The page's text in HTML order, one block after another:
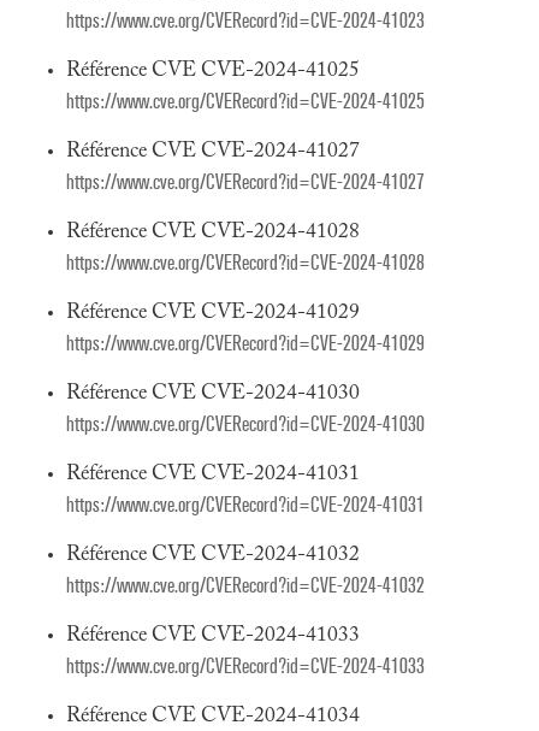
https://www.cve.org/CVERecord?id=CVE-2024-41023
Référence CVE CVE-2024-41025
https://www.cve.org/CVERecord?id=CVE-2024-41025
Référence CVE CVE-2024-41027
https://www.cve.org/CVERecord?id=CVE-2024-41027
Référence CVE CVE-2024-41028
https://www.cve.org/CVERecord?id=CVE-2024-41028
Référence CVE CVE-2024-41029
https://www.cve.org/CVERecord?id=CVE-2024-41029
Référence CVE CVE-2024-41030
https://www.cve.org/CVERecord?id=CVE-2024-41030
Référence CVE CVE-2024-41031
https://www.cve.org/CVERecord?id=CVE-2024-41031
Référence CVE CVE-2024-41032
https://www.cve.org/CVERecord?id=CVE-2024-41032
Référence CVE CVE-2024-41033
https://www.cve.org/CVERecord?id=CVE-2024-41033
Référence CVE CVE-2024-41034